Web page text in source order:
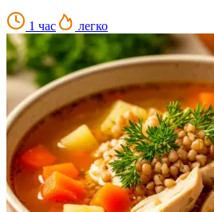
1 час легко